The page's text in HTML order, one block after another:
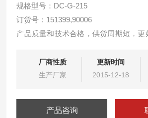
规格型号：DC-G-215
订货号：151399,90006
产品质量和技术合格，供货周期短，更
用于8891型硅酸根分析仪。
用于8892型磷酸根分析仪。
厂商性质
生产厂家
更新时间
2015-12-18
产品咨询